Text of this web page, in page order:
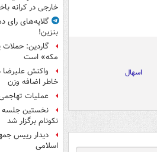
اسهال
خارجی در کرانه
گلایه‌های رای
بنزین!
گاردین:
مکه» است
واکنش علیرضا
خاطر اضافه وزن
عملیات
نخستین جلسه
نکونام برگزار شد
دیدار رییس
اسلامی